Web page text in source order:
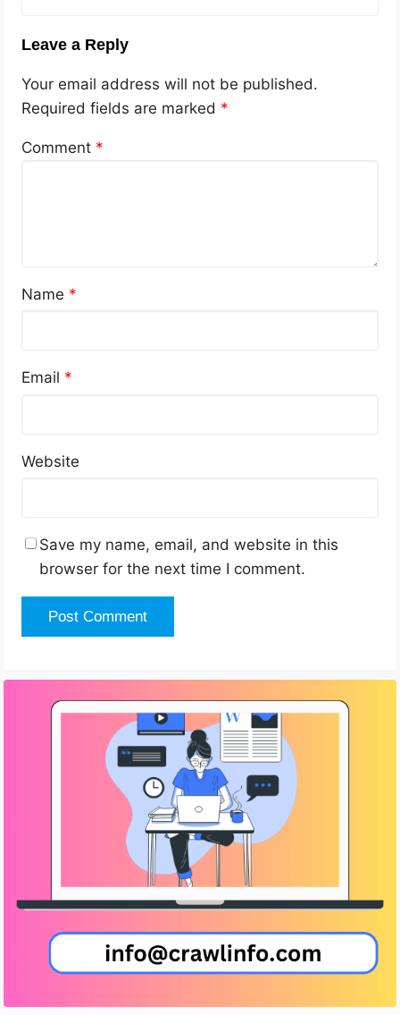
Leave a Reply
Your email address will not be published.
Required fields are marked *
Comment *
Name *
Email *
Website
Save my name, email, and website in this
browser for the next time I comment.